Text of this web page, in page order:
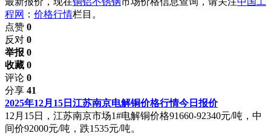
程网 ： 价格行情栏目。
点赞 0
反对 0
举报 0
收藏 0
评论 0
分享 41
2025年12月15日江苏南京电解铜价格行情今日报价
12月15日，江苏南京市场1#电解铜价格91660-92340元/吨，中
间价92000元/吨，跌1535元/吨。